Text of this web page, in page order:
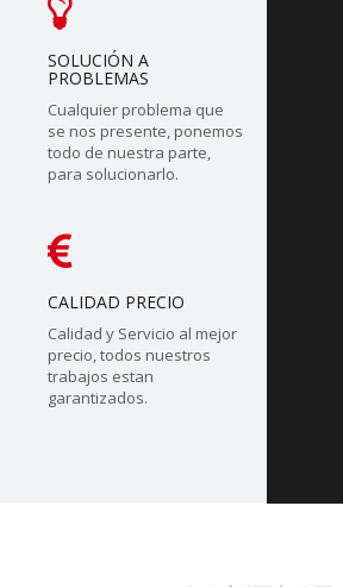
SOLUCIÓN A
PROBLEMAS
Cualquier problema que
se nos presente, ponemos
todo de nuestra parte,
para solucionarlo.
CALIDAD PRECIO
Calidad y Servicio al mejor
precio, todos nuestros
trabajos estan
garantizados.